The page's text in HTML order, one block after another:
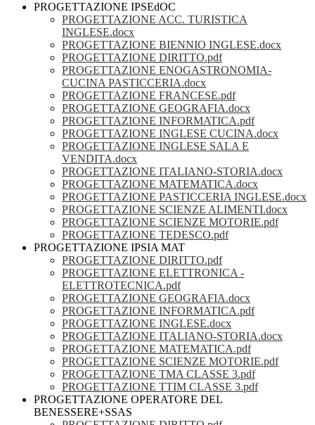
PROGETTAZIONE IPSEdOC
PROGETTAZIONE ACC. TURISTICA
INGLESE.docx
PROGETTAZIONE BIENNIO INGLESE.docx
PROGETTAZIONE DIRITTO.pdf
PROGETTAZIONE ENOGASTRONOMIA-
CUCINA PASTICCERIA.docx
PROGETTAZIONE FRANCESE.pdf
PROGETTAZIONE GEOGRAFIA.docx
PROGETTAZIONE INFORMATICA.pdf
PROGETTAZIONE INGLESE CUCINA.docx
PROGETTAZIONE INGLESE SALA E
VENDITA.docx
PROGETTAZIONE ITALIANO-STORIA.docx
PROGETTAZIONE MATEMATICA.docx
PROGETTAZIONE PASTICCERIA INGLESE.docx
PROGETTAZIONE SCIENZE ALIMENTI.docx
PROGETTAZIONE SCIENZE MOTORIE.pdf
PROGETTAZIONE TEDESCO.pdf
PROGETTAZIONE IPSIA MAT
PROGETTAZIONE DIRITTO.pdf
PROGETTAZIONE ELETTRONICA -
ELETTROTECNICA.pdf
PROGETTAZIONE GEOGRAFIA.docx
PROGETTAZIONE INFORMATICA.pdf
PROGETTAZIONE INGLESE.docx
PROGETTAZIONE ITALIANO-STORIA.docx
PROGETTAZIONE MATEMATICA.pdf
PROGETTAZIONE SCIENZE MOTORIE.pdf
PROGETTAZIONE TMA CLASSE 3.pdf
PROGETTAZIONE TTIM CLASSE 3.pdf
PROGETTAZIONE OPERATORE DEL
BENESSERE+SSAS